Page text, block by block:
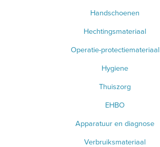
Handschoenen
Hechtingsmateriaal
Operatie-protectiemateriaal
Hygiene
Thuiszorg
EHBO
Apparatuur en diagnose
Verbruiksmateriaal